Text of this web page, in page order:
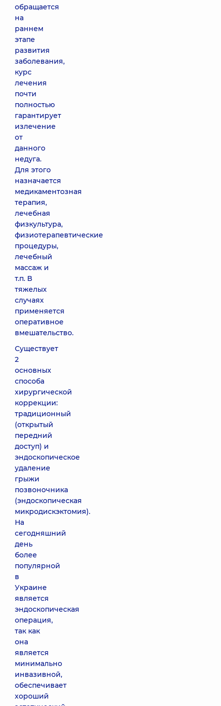
обращается
на
раннем
этапе
развития
заболевания,
курс
лечения
почти
полностью
гарантирует
излечение
от
данного
недуга.
Для этого
назначается
медикаментозная
терапия,
лечебная
физкультура,
физиотерапевтические
процедуры,
лечебный
массаж и
т.п. В
тяжелых
случаях
применяется
оперативное
вмешательство.
Существует
2
основных
способа
хирургической
коррекции:
традиционный
(открытый
передний
доступ) и
эндоскопическое
удаление
грыжи
позвоночника
(эндоскопическая
микродискэктомия).
На
сегодняшний
день
более
популярной
в
Украине
является
эндоскопическая
операция,
так как
она
является
минимально
инвазивной,
обеспечивает
хороший